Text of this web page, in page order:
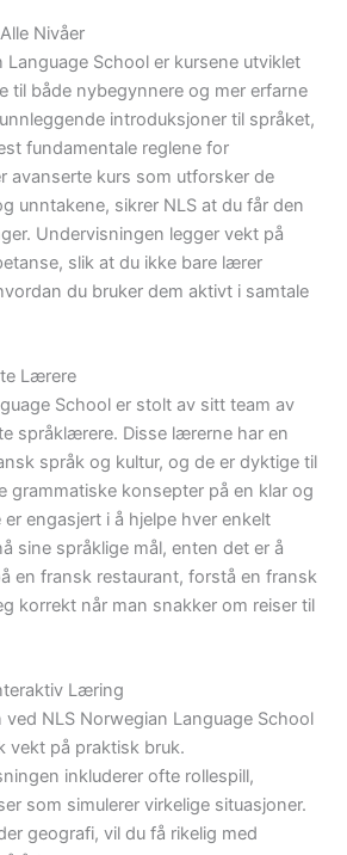
Nivåer
Language School er kursene utviklet
til både nybegynnere og mer erfarne
introduksjoner til språket,
fundamentale reglene for
avanserte kurs som utforsker de
unntakene, sikrer NLS at du får den
Undervisningen legger vekt på
slik at du ikke bare lærer
du bruker dem aktivt i samtale
Lærere
School er stolt av sitt team av
språklærere. Disse lærerne har en
språk og kultur, og de er dyktige til
grammatiske konsepter på en klar og
engasjert i å hjelpe hver enkelt
sine språklige mål, enten det er å
en fransk restaurant, forstå en fransk
korrekt når man snakker om reiser til
Læring
NLS Norwegian Language School
vekt på praktisk bruk.
inkluderer ofte rollespill,
som simulerer virkelige situasjoner.
geografi, vil du få rikelig med